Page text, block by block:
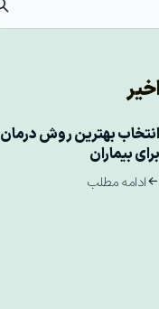
انتخاب بهترین روش درمان
برای بیماران
ادامه مطلب